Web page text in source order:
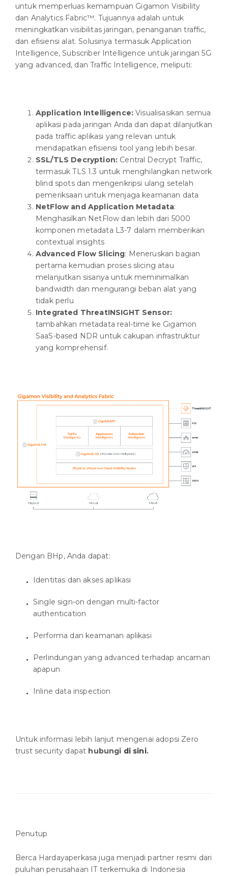
untuk memperluas kemampuan Gigamon Visibility
dan Analytics Fabric™. Tujuannya adalah untuk
meningkatkan visibilitas jaringan, penanganan traffic,
dan efisiensi alat. Solusinya termasuk Application
Intelligence, Subscriber Intelligence untuk jaringan 5G
yang advanced, dan Traffic Intelligence, meliputi:
Application Intelligence: Visualisasikan semua
aplikasi pada jaringan Anda dan dapat dilanjutkan
pada traffic aplikasi yang relevan untuk
mendapatkan efisiensi tool yang lebih besar.
SSL/TLS Decryption: Central Decrypt Traffic,
termasuk TLS 1.3 untuk menghilangkan network
blind spots dan mengenkripsi ulang setelah
pemeriksaan untuk menjaga keamanan data
NetFlow and Application Metadata:
Menghasilkan NetFlow dan lebih dari 5000
komponen metadata L3-7 dalam memberikan
contextual insights
Advanced Flow Slicing: Meneruskan bagian
pertama kemudian proses slicing atau
melanjutkan sisanya untuk meminimalkan
bandwidth dan mengurangi beban alat yang
tidak perlu
Integrated ThreatINSIGHT Sensor:
tambahkan metadata real-time ke Gigamon
SaaS-based NDR untuk cakupan infrastruktur
yang komprehensif.
Dengan BHp, Anda dapat:
Identitas dan akses aplikasi
Single sign-on dengan multi-factor
authentication
Performa dan keamanan aplikasi
Perlindungan yang advanced terhadap ancaman
apapun
Inline data inspection
Untuk informasi lebih lanjut mengenai adopsi Zero
trust security dapat hubungi di sini.
Penutup
Berca Hardayaperkasa juga menjadi partner resmi dari
puluhan perusahaan IT terkemuka di Indonesia